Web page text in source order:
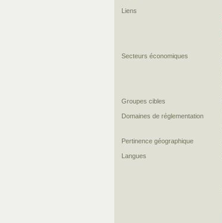
Liens
Secteurs économiques
Groupes cibles
Domaines de réglementation
Pertinence géographique
Langues